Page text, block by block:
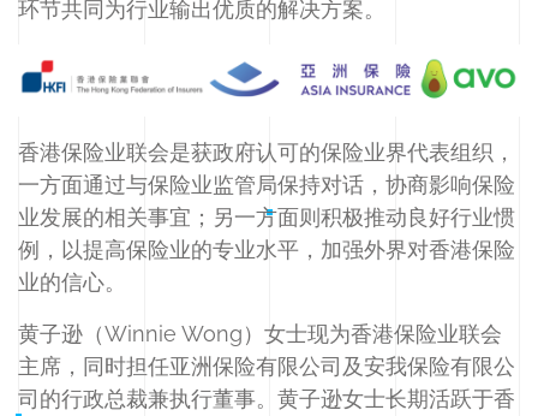
环节共同为行业输出优质的解决方案。
香港保险业联会是获政府认可的保险业界代表组织，
一方面通过与保险业监管局保持对话，协商影响保险
业发展的相关事宜；另一方面则积极推动良好行业惯
例，以提高保险业的专业水平，加强外界对香港保险
业的信心。
黄子逊（Winnie Wong）女士现为香港保险业联会
主席，同时担任亚洲保险有限公司及安我保险有限公
司的行政总裁兼执行董事。黄子逊女士长期活跃于香